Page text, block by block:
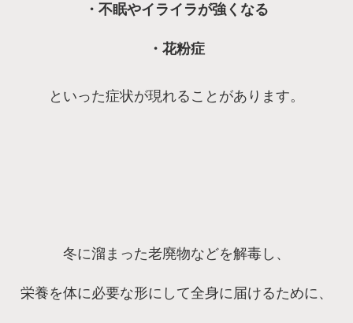
・不眠やイライラが強くなる
・花粉症
といった症状が現れることがあります。
冬に溜まった老廃物などを解毒し、
栄養を体に必要な形にして全身に届けるために、